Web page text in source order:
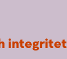
integritet